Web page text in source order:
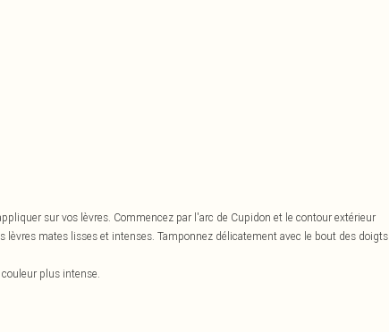
sur vos lèvres. Commencez par l'arc de Cupidon et le contour extérieur
lèvres mates lisses et intenses. Tamponnez délicatement avec le bout des doigts
plus intense.